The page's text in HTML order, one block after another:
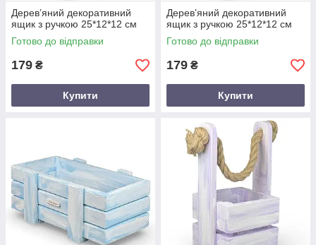
Дерев’яний декоративний
ящик з ручкою 25*12*12 см
Готово до відправки
179 ₴
Купити
Дерев’яний декоративний
ящик з ручкою 25*12*12 см
Готово до відправки
179 ₴
Купити